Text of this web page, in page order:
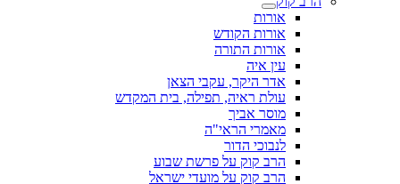
אורות
אורות הקודש
אורות התורה
עין איה
אדר היקר, עקבי הצאן
עולת ראיה, תפילה, בית המקדש
מוסר אביך
מאמרי הראי"ה
לנבוכי הדור
הרב קוק על פרשת שבוע
הרב קוק על מועדי ישראל